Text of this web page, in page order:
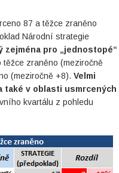
87 a těžce zraněno
Národní strategie
pro „jednostopé“
zraněno (meziročně
(meziročně +8). Velmi
také v oblasti usmrcených
kvartálu z pohledu